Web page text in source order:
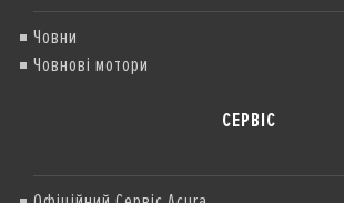
Човни
Човнові мотори
СЕРВІС